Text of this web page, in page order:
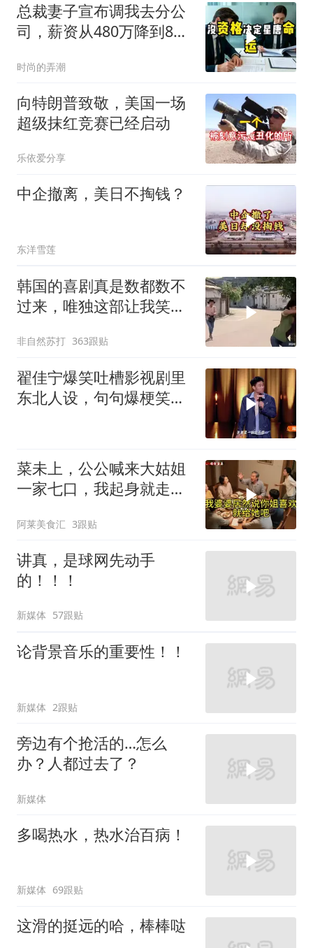
总裁妻子宣布调我去分公
司，薪资从480万降到8
时尚的弄潮
向特朗普致敬，美国一场
超级抹红竞赛已经启动
乐依爱分享
中企撤离，美日不掏钱？
东洋雪莲
韩国的喜剧真是数都数不
过来，唯独这部让我笑到
非自然苏打 363跟贴
翟佳宁爆笑吐槽影视剧里
东北人设，句句爆梗笑点
菜未上，公公喊来大姑姐
一家七口，我起身就走，
阿莱美食汇 3跟贴
讲真，是球网先动手
的！！！
新媒体 57跟贴
论背景音乐的重要性！！
新媒体 2跟贴
旁边有个抢活的…怎么
办？人都过去了？
新媒体
多喝热水，热水治百病！
新媒体 69跟贴
这滑的挺远的哈，棒棒哒